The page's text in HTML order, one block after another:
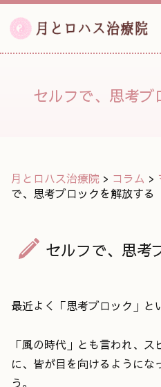
セルフで、思考ブ
月とロハス治療院 > コラム >
で、思考ブロックを解放する
セルフで、思考
最近よく「思考ブロック」と
「風の時代」とも言われ、
に、皆が目を向けるようにな
う。